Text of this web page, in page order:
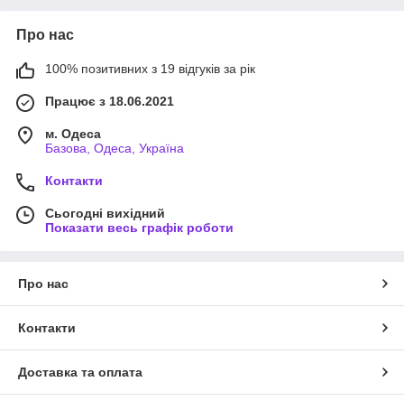
Про нас
100% позитивних з 19 відгуків за рік
Працює з 18.06.2021
м. Одеса
Базова, Одеса, Україна
Контакти
Сьогодні вихідний
Показати весь графік роботи
Про нас
Контакти
Доставка та оплата